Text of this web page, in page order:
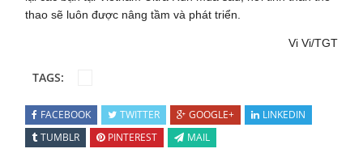
thao sẽ luôn được nâng tầm và phát triển.
Vi Vi/TGT
TAGS:
FACEBOOK TWITTER GOOGLE+
LINKEDIN
TUMBLR
PINTEREST MAIL